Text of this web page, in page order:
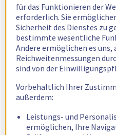
für das Funktionieren der
erforderlich. Sie
Sicherheit des Dienstes zu
bestimmte wesentliche
Andere ermöglichen es uns,
Reichweitenmessungen
sind von der
Vorbehaltlich Ihrer
außerdem:
Leistungs- und
ermöglichen, Ihre